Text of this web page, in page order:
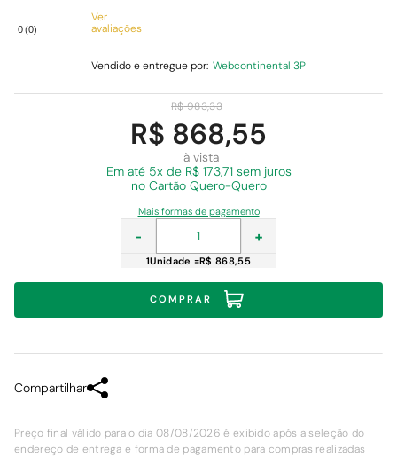
0(0)
Ver
avaliações
Vendido e entregue por: Webcontinental 3P
R$ 983,33
R$ 868,55
à vista
Em até 5x de R$ 173,71 sem juros
no Cartão Quero-Quero
Mais formas de pagamento
+
-
1Unidade =R$ 868,55
COMPRAR
Compartilhar
Preço final válido para o dia 08/08/2026 é exibido após a seleção do
endereço de entrega e forma de pagamento para compras realizadas